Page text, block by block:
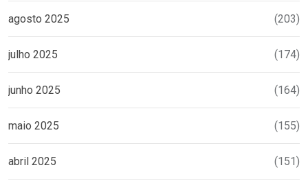
agosto 2025 (203)
julho 2025 (174)
junho 2025 (164)
maio 2025 (155)
abril 2025 (151)